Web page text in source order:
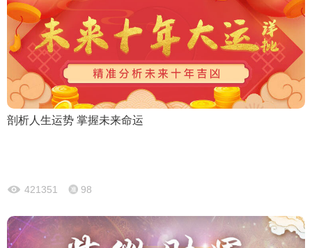
剖析人生运势 掌握未来命运
421351 98